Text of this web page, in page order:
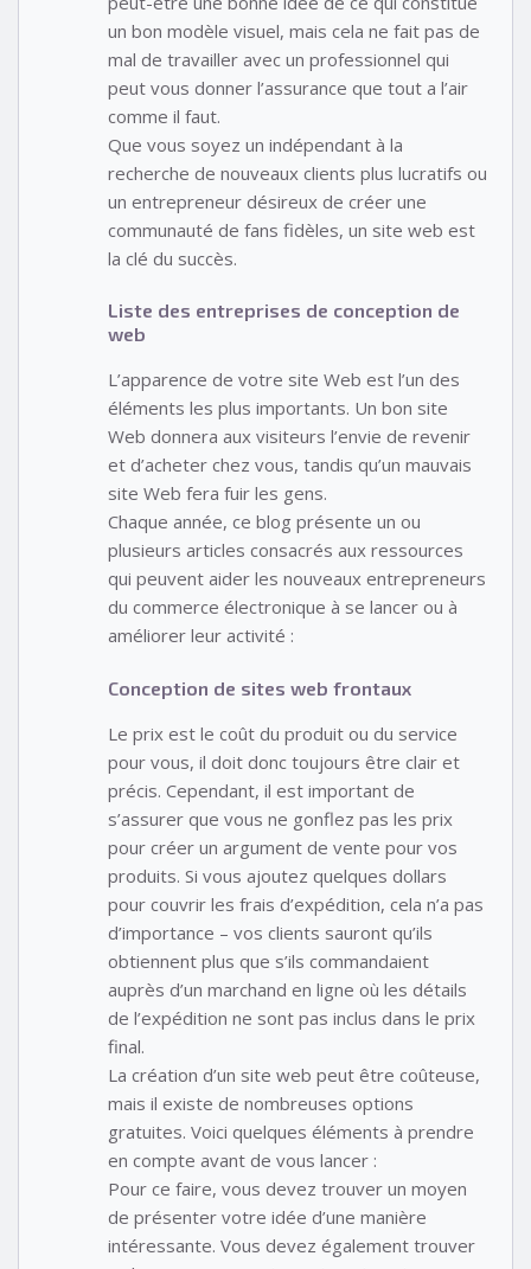
un bon modèle visuel, mais cela ne fait pas de
mal de travailler avec un professionnel qui
peut vous donner l’assurance que tout a l’air
comme il faut.
Que vous soyez un indépendant à la
recherche de nouveaux clients plus lucratifs ou
un entrepreneur désireux de créer une
communauté de fans fidèles, un site web est
la clé du succès.
Liste des entreprises de conception de
web
L’apparence de votre site Web est l’un des
éléments les plus importants. Un bon site
Web donnera aux visiteurs l’envie de revenir
et d’acheter chez vous, tandis qu’un mauvais
site Web fera fuir les gens.
Chaque année, ce blog présente un ou
plusieurs articles consacrés aux ressources
qui peuvent aider les nouveaux entrepreneurs
du commerce électronique à se lancer ou à
améliorer leur activité :
Conception de sites web frontaux
Le prix est le coût du produit ou du service
pour vous, il doit donc toujours être clair et
précis. Cependant, il est important de
s’assurer que vous ne gonflez pas les prix
pour créer un argument de vente pour vos
produits. Si vous ajoutez quelques dollars
pour couvrir les frais d’expédition, cela n’a pas
d’importance – vos clients sauront qu’ils
obtiennent plus que s’ils commandaient
auprès d’un marchand en ligne où les détails
de l’expédition ne sont pas inclus dans le prix
final.
La création d’un site web peut être coûteuse,
mais il existe de nombreuses options
gratuites. Voici quelques éléments à prendre
en compte avant de vous lancer :
Pour ce faire, vous devez trouver un moyen
de présenter votre idée d’une manière
intéressante. Vous devez également trouver